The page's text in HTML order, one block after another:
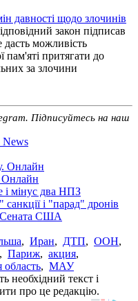
давності щодо злочинів
закон підписав
можливість
пам'яті притягати до
за злочини
Підписуйтесь на наш
News
Онлайн
Онлайн
і мінус два НПЗ
і "парад" дронів
Сената США
, Иран, ДТП, ООН,
, Париж, акция,
область, МАУ
необхідний текст і
про це редакцію.